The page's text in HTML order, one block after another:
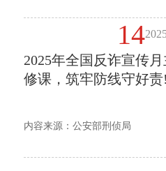
14
2025年全国反诈宣传
修课，筑牢防线守好责!
内容来源：公安部刑侦局